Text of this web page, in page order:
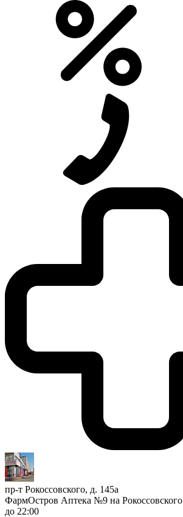
пр-т Рокоссовского, д. 145а
ФармОстров Аптека №9 на Рокоссовского
до 22:00